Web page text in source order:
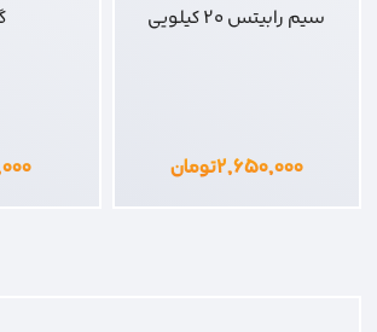
سیم رابیتس 20 کیلویی
۲,۶۵۰,۰۰۰تومان